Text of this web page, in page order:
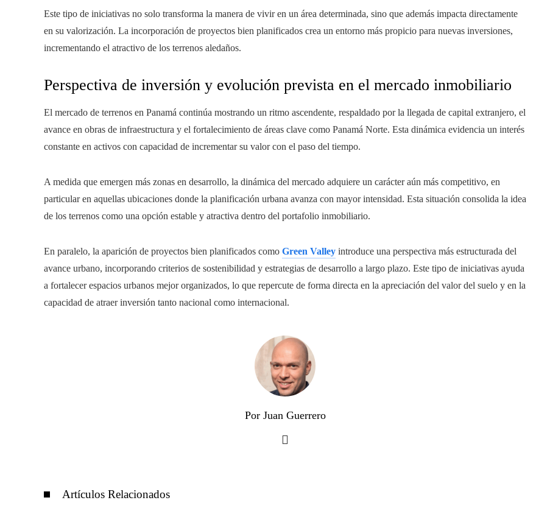
Este tipo de iniciativas no solo transforma la manera de vivir en un área determinada, sino que además impacta directamente
en su valorización. La incorporación de proyectos bien planificados crea un entorno más propicio para nuevas inversiones,
incrementando el atractivo de los terrenos aledaños.
Perspectiva de inversión y evolución prevista en el mercado inmobiliario
El mercado de terrenos en Panamá continúa mostrando un ritmo ascendente, respaldado por la llegada de capital extranjero, el
avance en obras de infraestructura y el fortalecimiento de áreas clave como Panamá Norte. Esta dinámica evidencia un interés
constante en activos con capacidad de incrementar su valor con el paso del tiempo.
A medida que emergen más zonas en desarrollo, la dinámica del mercado adquiere un carácter aún más competitivo, en
particular en aquellas ubicaciones donde la planificación urbana avanza con mayor intensidad. Esta situación consolida la idea
de los terrenos como una opción estable y atractiva dentro del portafolio inmobiliario.
En paralelo, la aparición de proyectos bien planificados como Green Valley introduce una perspectiva más estructurada del
avance urbano, incorporando criterios de sostenibilidad y estrategias de desarrollo a largo plazo. Este tipo de iniciativas ayuda
a fortalecer espacios urbanos mejor organizados, lo que repercute de forma directa en la apreciación del valor del suelo y en la
capacidad de atraer inversión tanto nacional como internacional.
Por Juan Guerrero
Artículos Relacionados